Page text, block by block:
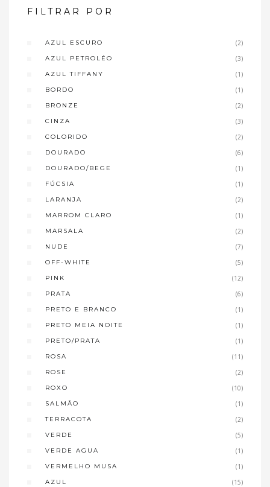
FILTRAR POR
AZUL ESCURO (2)
AZUL PETROLÉO (3)
AZUL TIFFANY (1)
BORDO (1)
BRONZE (2)
CINZA (3)
COLORIDO (2)
DOURADO (6)
DOURADO/BEGE (1)
FÚCSIA (1)
LARANJA (2)
MARROM CLARO (1)
MARSALA (2)
NUDE (7)
OFF-WHITE (5)
PINK (12)
PRATA (6)
PRETO E BRANCO (1)
PRETO MEIA NOITE (1)
PRETO/PRATA (1)
ROSA (11)
ROSE (2)
ROXO (10)
SALMÃO (1)
TERRACOTA (2)
VERDE (5)
VERDE AGUA (1)
VERMELHO MUSA (1)
AZUL (15)